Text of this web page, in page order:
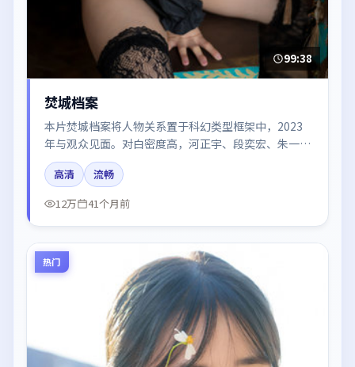
99:38
焚城档案
本片焚城档案将人物关系置于科幻类型框架中，2023
年与观众见面。对白密度高，河正宇、段奕宏、朱一
龙、周迅、章子怡的台词节奏值得关注；整体气质偏美
国都市与冷色调摄影。
高清
流畅
12万
41个月前
热门